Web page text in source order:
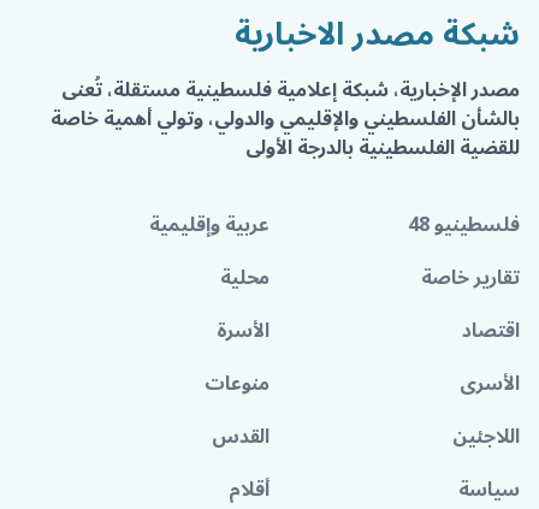
شبكة مصدر الاخبارية
مصدر الإخبارية، شبكة إعلامية فلسطينية مستقلة، تُعنى
بالشأن الفلسطيني والإقليمي والدولي، وتولي أهمية خاصة
للقضية الفلسطينية بالدرجة الأولى
فلسطينيو 48
عربية وإقليمية
تقارير خاصة
محلية
اقتصاد
الأسرة
الأسرى
منوعات
اللاجئين
القدس
سياسة
أقلام